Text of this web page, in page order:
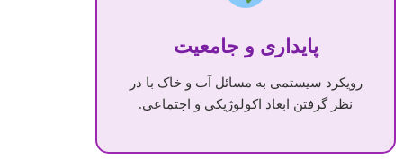
پایداری و جامعیت
رویکرد سیستمی به مسائل آب و خاک با در
نظر گرفتن ابعاد اکولوژیکی و اجتماعی.